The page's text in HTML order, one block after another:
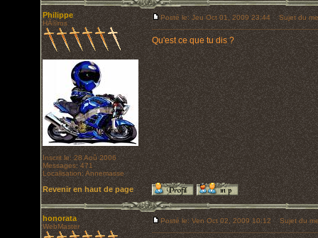
Philippe
HÃ©ros
Inscrit le: 28 Aoû 2006
Messages: 471
Localisation: Annemasse
Posté le: Jeu Oct 01, 2009 23:44 Sujet du
Qu'est ce que tu dis ?
Revenir en haut de page
honorata
WebMaster
Posté le: Ven Oct 02, 2009 10:12 Sujet du